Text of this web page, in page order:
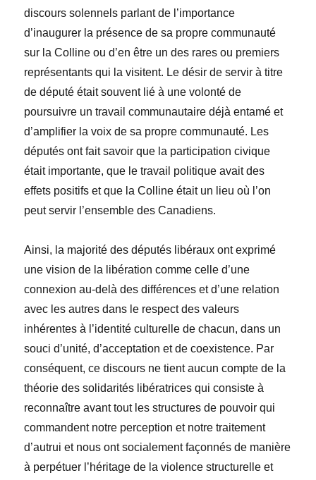
discours solennels parlant de l’importance
d’inaugurer la présence de sa propre communauté
sur la Colline ou d’en être un des rares ou premiers
représentants qui la visitent. Le désir de servir à titre
de député était souvent lié à une volonté de
poursuivre un travail communautaire déjà entamé et
d’amplifier la voix de sa propre communauté. Les
députés ont fait savoir que la participation civique
était importante, que le travail politique avait des
effets positifs et que la Colline était un lieu où l’on
peut servir l’ensemble des Canadiens.
Ainsi, la majorité des députés libéraux ont exprimé
une vision de la libération comme celle d’une
connexion au-delà des différences et d’une relation
avec les autres dans le respect des valeurs
inhérentes à l’identité culturelle de chacun, dans un
souci d’unité, d’acceptation et de coexistence. Par
conséquent, ce discours ne tient aucun compte de la
théorie des solidarités libératrices qui consiste à
reconnaître avant tout les structures de pouvoir qui
commandent notre perception et notre traitement
d’autrui et nous ont socialement façonnés de manière
à perpétuer l’héritage de la violence structurelle et